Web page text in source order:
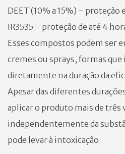
DEET (10% a 15%) – proteção
IR3535 – proteção de até 4
Esses compostos podem ser
cremes ou sprays, formas
diretamente na duração da
Apesar das diferentes
aplicar o produto mais de três
independentemente da
pode levar à intoxicação.